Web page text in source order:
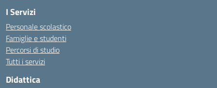
I Servizi
Personale scolastico
Famiglie e studenti
Percorsi di studio
Tutti i servizi
Didattica